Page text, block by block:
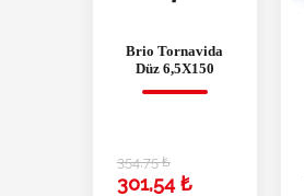
Brio Tornavida
Düz 6,5X150
354,75₺
301,54₺